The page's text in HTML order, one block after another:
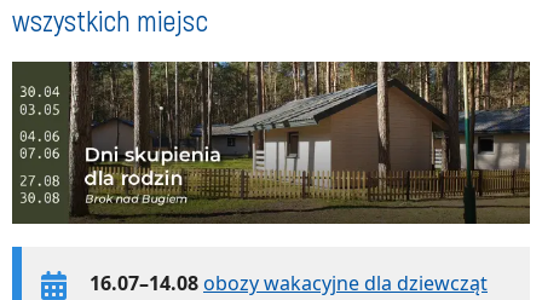
wszystkich miejsc
16.07–14.08obozy wakacyjne dla dziewcząt